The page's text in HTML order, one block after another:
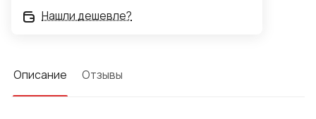
Нашли дешевле?
Описание Отзывы